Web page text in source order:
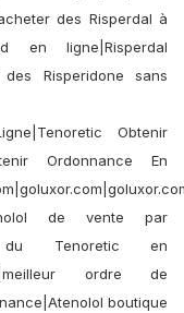
des Risperdal à
en ligne|Risperdal
Risperidone sans
Obtenir
Ordonnance En
de vente par
du Tenoretic en
ordre de
boutique